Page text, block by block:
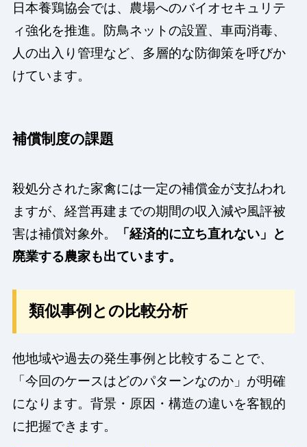
日本養鶏協会では、農場へのバイオセキュリテ
ィ強化を推進。防鳥ネットの設置、車両消毒、
人の出入り管理など、多層的な防御策を呼びか
けています。
補償制度の課題
殺処分された家禽には一定の補償金が支払われ
ますが、経営再建までの期間の収入減や風評被
害は補償対象外。
「経済的に立ち直れない」と
廃業する農家も出ています。
類似事例との比較分析
他地域や過去の発生事例と比較することで、
「今回のケースはどのパターンなのか」が明確
になります。背景・原因・構造の違いを客観的
に把握できます。